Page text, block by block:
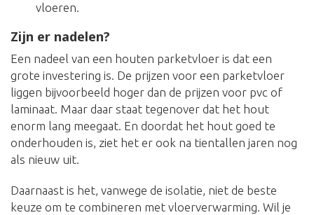
vloeren.
Zijn er nadelen?
Een nadeel van een houten parketvloer is dat een
grote investering is. De prijzen voor een parketvloer
liggen bijvoorbeeld hoger dan de prijzen voor pvc of
laminaat. Maar daar staat tegenover dat het hout
enorm lang meegaat. En doordat het hout goed te
onderhouden is, ziet het er ook na tientallen jaren nog
als nieuw uit.
Daarnaast is het, vanwege de isolatie, niet de beste
keuze om te combineren met vloerverwarming. Wil je